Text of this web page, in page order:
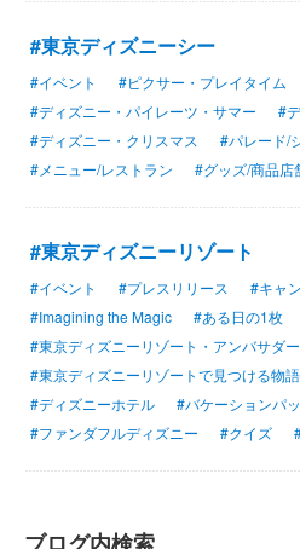
#東京ディズニーシー
#イベント #ピクサー・プレイタイム
#ディズニー・パイレーツ・サマー
#
#ディズニー・クリスマス
#パレード/
#メニュー/レストラン
#グッズ/商品店
#東京ディズニーリゾート
#イベント #プレスリリース
#キャ
#Imagining the Magic
#ある日の1枚
#東京ディズニーリゾート・アンバサダー
#東京ディズニーリゾートで見つける物語
#ディズニーホテル
#バケーションパ
#ファンダフルディズニー
#クイズ